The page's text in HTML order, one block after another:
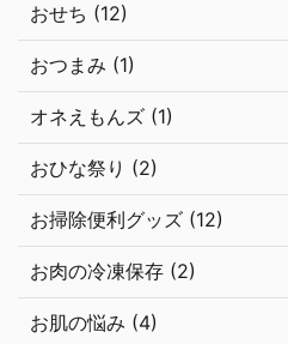
おせち (12)
おつまみ (1)
オネえもんズ (1)
おひな祭り (2)
お掃除便利グッズ (12)
お肉の冷凍保存 (2)
お肌の悩み (4)